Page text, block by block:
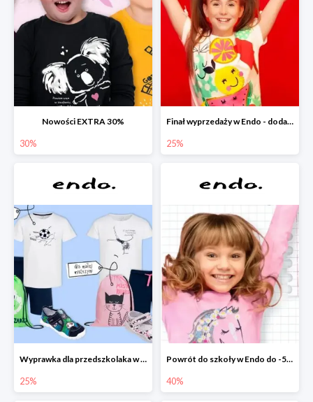
Nowości EXTRA 30%
30%
Finał wyprzedaży w Endo - dodatkowe 25% rabatu w Endo
25%
Wyprawka dla przedszkolaka w Endo do -25%
25%
Powrót do szkoły w Endo do -50%
40%